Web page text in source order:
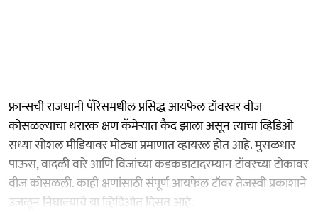
फ्रान्सची राजधानी पॅरिसमधील प्रसिद्ध आयफेल टॉवरवर वीज
कोसळल्याचा थरारक क्षण कॅमेऱ्यात कैद झाला असून त्याचा व्हिडिओ
सध्या सोशल मीडियावर मोठ्या प्रमाणात व्हायरल होत आहे. मुसळधार
पाऊस, वादळी वारे आणि विजांच्या कडकडाटादरम्यान टॉवरच्या टोकावर
वीज कोसळली. काही क्षणांसाठी संपूर्ण आयफेल टॉवर तेजस्वी प्रकाशाने
उजळून निघाल्याचे या व्हिडिओत दिसत आहे.